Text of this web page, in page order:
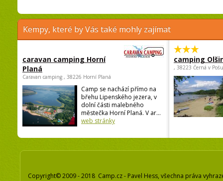
Kempy, které by Vás také mohly zajímat
caravan camping Horní
Planá
Caravan camping , 38226 Horní Planá
Camp se nachází přímo na
břehu Lipenského jezera, v
dolní části malebného
městečka Horní Planá. V ar...
web stránky
camping
, 38223 Černá v
Copyright© 2009 - 2018 Camp.cz - Pavel Hess, všechna práva